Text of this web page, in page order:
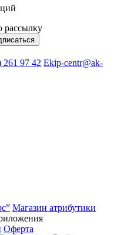
261 97 42 Ekip-centr@ak-
Магазин атрибутики
Оферта